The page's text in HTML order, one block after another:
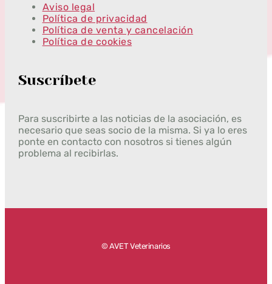
Aviso legal
Política de privacidad
Política de venta y cancelación
Política de cookies
Suscríbete
Para suscribirte a las noticias de la asociación, es
necesario que seas socio de la misma. Si ya lo eres
ponte en contacto con nosotros si tienes algún
problema al recibirlas.
© AVET Veterinarios